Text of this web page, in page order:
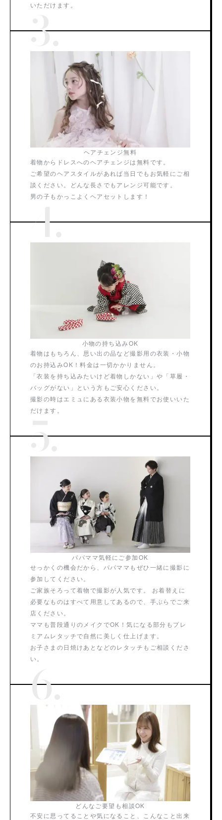
いただけます。
3.
ヘアチェンジ無料
着物からドレスへのヘアチェンジは無料です。
ご希望のヘアスタイルがあれば当日でもお気軽にご相
談ください。どんな長さでもアレンジ可能です。
男の子もかっこよくヘアセットします！
4.
小物の持ち込みOK
着物はもちろん、思い出の品など撮影用の衣装・小物
のお持込みOK！料金は一切かかりません。
「衣装を持ち込みたいけど着物しかない」や「草履・
バッグがない」という方もご安心ください。
撮影の時はエミュにある衣装小物を無料でお使いいた
だけます。
5.
パパママ気軽にご参加OK
せっかくの機会だから、パパママもぜひ一緒に撮影に
参加してください。
ご家族そろって着物で撮影が人気です。 お着替えに
必要なものはすべて用意してあるので、手ぶらでご来
店ください。
ママも普段通りのメイクでOK！気になる部分もプレ
ミアムレタッチで自然に美しく仕上げます。
お子さまの日焼けあとなどのレタッチもご相談くださ
い。
6.
どんなご要望も相談OK
不安に思ってることや気になること、こんなこと出来